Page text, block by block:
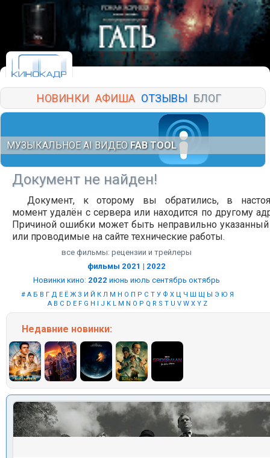
НОВИНКИ АФИША ОТЗЫВЫ БЛОГ
МУЗЫКАЛЬНОЕ AI ВИДЕО FAB TOOL
Документ не найден!
Документ, к оторому вы обратились, в
момент удалён с сервера или находится по другому
Причиной ошибки может быть неправильно указанный
или проводимые на сайте технические работы.
все фильмы: рецензии и трейлеры
фильмы 2021 | 2022
Новинки кино: 2022 июнь июль сентябрь октябрь
# А Б В Г Д Е Ё Ж З И Й К Л М Н О П Р С Т У Ф Х Ц Ч Ш Щ Ы Э Ю Я
A B C D E F G H I J K L M N O P Q R S T U V W X Y Z
Недавние новинки: